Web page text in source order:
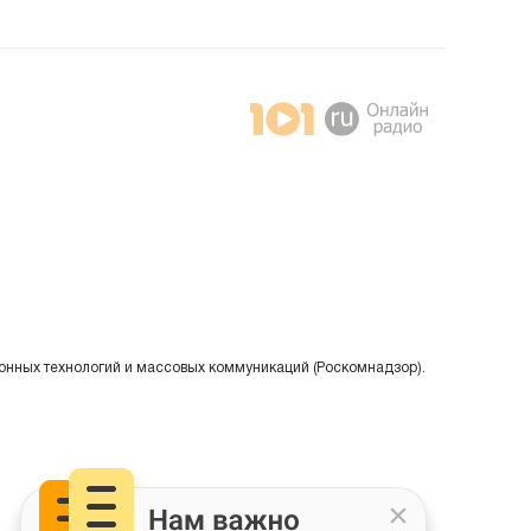
технологий и массовых коммуникаций (Роскомнадзор).